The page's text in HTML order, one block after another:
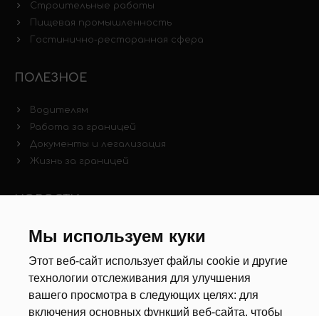
Мы используем куки
Этот веб-сайт использует файлы cookie и другие
технологии отслеживания для улучшения
вашего просмотра в следующих целях: для
включения основных функций веб-сайта, чтобы
Строительные работы
Пищевая промышленность
Гостинично-ресторанная сфера
ПОЛЕЗНОЕ
Водителям
Работа за границей
Документы и легализация
Жизнь за границей
Новости рынка труда